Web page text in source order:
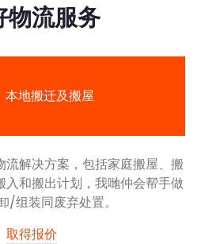
物流服务
本地搬迁及搬屋
解决方案，包括家庭搬屋、搬
和搬出计划，我哋仲会帮手做
/组装同废弃处置。
取得报价